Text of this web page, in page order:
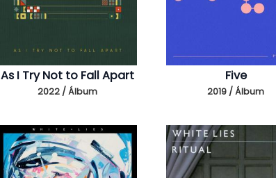
As I Try Not to Fall Apart
2022 / Álbum
Five
2019 / Álbum